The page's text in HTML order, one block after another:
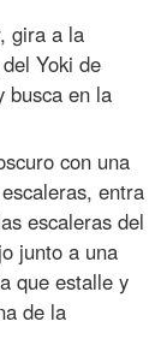
gira a la
Yoki de
busca en la
con una
entra
escaleras del
junto a una
que estalle y
de la